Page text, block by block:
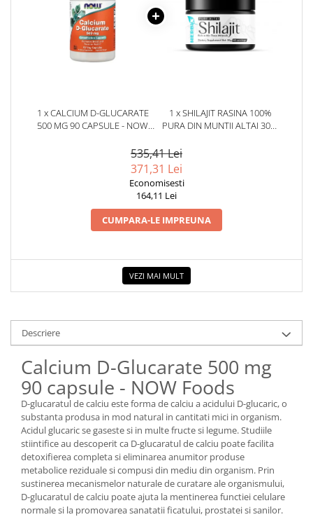
1 x CALCIUM D-GLUCARATE
500 MG 90 CAPSULE - NOW
1 x SHILAJIT RASINA 100%
PURA DIN MUNTII ALTAI 30G.
535,41 Lei
371,31 Lei
Economisesti
164,11 Lei
CUMPARA-LE IMPREUNA
VEZI MAI MULT
Descriere
Calcium D-Glucarate 500 mg
90 capsule - NOW Foods
D-glucaratul de calciu este forma de calciu a acidului D-glucaric, o
substanta produsa in mod natural in cantitati mici in organism.
Acidul glucaric se gaseste si in multe fructe si legume. Studiile
stiintifice au descoperit ca D-glucaratul de calciu poate facilita
detoxifierea completa si eliminarea anumitor produse
metabolice reziduale si compusi din mediu din organism. Prin
sustinerea mecanismelor naturale de curatare ale organismului,
D-glucaratul de calciu poate ajuta la mentinerea functiei celulare
normale si la promovarea sanatatii ficatului, prostatei si sanilor.